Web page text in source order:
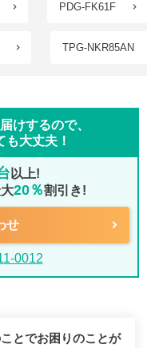
PDG-FK61F
TPG-NKR85AN
けするので、
大丈夫！
以上!
20％割引き!
せ
0012
とでお困りのことが